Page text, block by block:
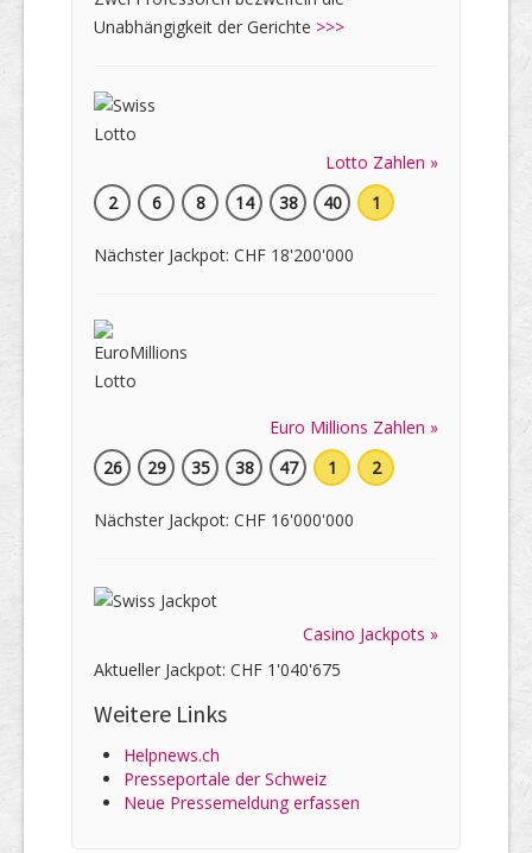
Unabhängigkeit der Gerichte >>>
Lotto Zahlen »
2
6 8 14 38 40 1
Nächster Jackpot: CHF 18'200'000
Euro Millions Zahlen »
26
29 35 38 47 1 2
Nächster Jackpot: CHF 16'000'000
Casino Jackpots »
Aktueller Jackpot: CHF 1'040'675
Weitere Links
Helpnews.ch
Presseportale der Schweiz
Neue Pressemeldung erfassen